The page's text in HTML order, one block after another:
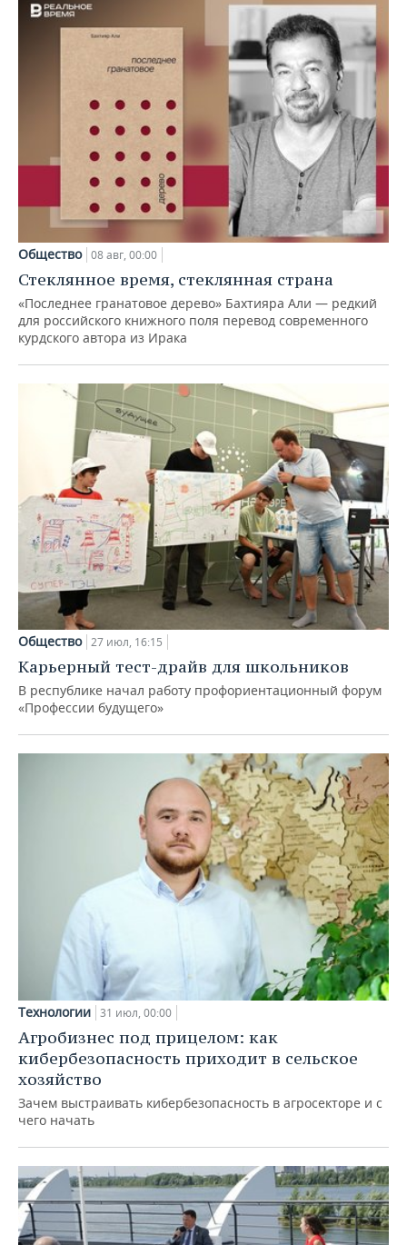
Общество 08 авг, 00:00
Стеклянное время, стеклянная страна
«Последнее гранатовое дерево» Бахтияра Али — редкий
для российского книжного поля перевод современного
курдского автора из Ирака
Общество 27 июл, 16:15
Карьерный тест-драйв для школьников
В республике начал работу профориентационный форум
«Профессии будущего»
Технологии 31 июл, 00:00
Агробизнес под прицелом: как
кибербезопасность приходит в сельское
хозяйство
Зачем выстраивать кибербезопасность в агросекторе и с
чего начать